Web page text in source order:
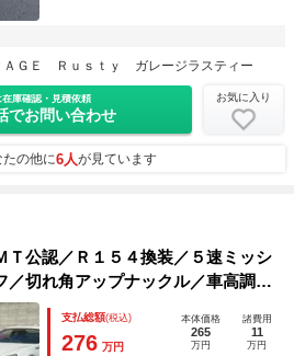
ＡＧＥ Ｒｕｓｔｙ ガレージラスティー
在庫確認・見積依頼
でお問い合わせ
お気に入り
の他に6人が見ています
公認／Ｒ１５４換装／５速ミッシ
／切れ角アップナックル／車高調／
ール１８インチ／ワンオフマフラ
ＯＭＯステアリング／即ドリ
支払総額(税込)
276 万円
本体価格
265
万円
諸費用
11
万円